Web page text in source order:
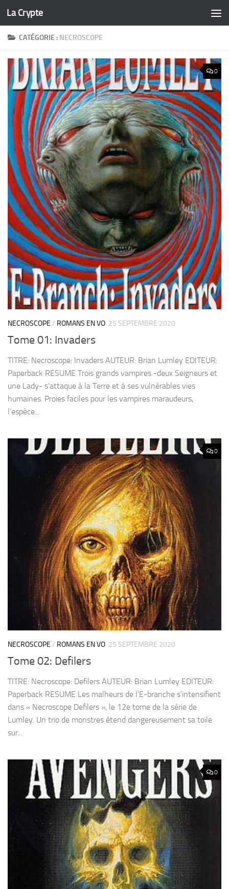
Skip to content
La Crypte
CATÉGORIE : NECROSCOPE
0
NECROSCOPE / ROMANS EN VO 25 SEPTEMBRE 2020
Tome 01: Invaders
TITRE: Necroscope: Invaders AUTEUR: Brian Lumley EDITEUR:
Paperback RESUME Trois grands vampires -deux Seigneurs et
une Lady- s’attaque à la Terre et à ses vulnérables vies
humaines. Proies faciles pour les vampires maraudeurs,
l’espèce...
0
NECROSCOPE / ROMANS EN VO 25 SEPTEMBRE 2020
Tome 02: Defilers
TITRE: Necroscope: Defilers AUTEUR: Brian Lumley EDITEUR:
Paperback RESUME Les malheurs de l’E-branche s’intensifient
dans « Necroscope Defilers », le 12e tome de la série de
Lumley. Un trio de monstres étend dangereusement sa toile
sur...
0